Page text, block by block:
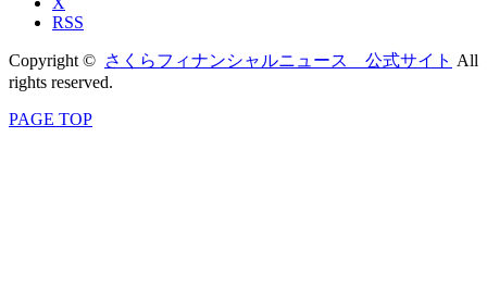
RSS
Copyright © さくらフィナンシャルニュース 公式サイト All
rights reserved.
PAGE TOP